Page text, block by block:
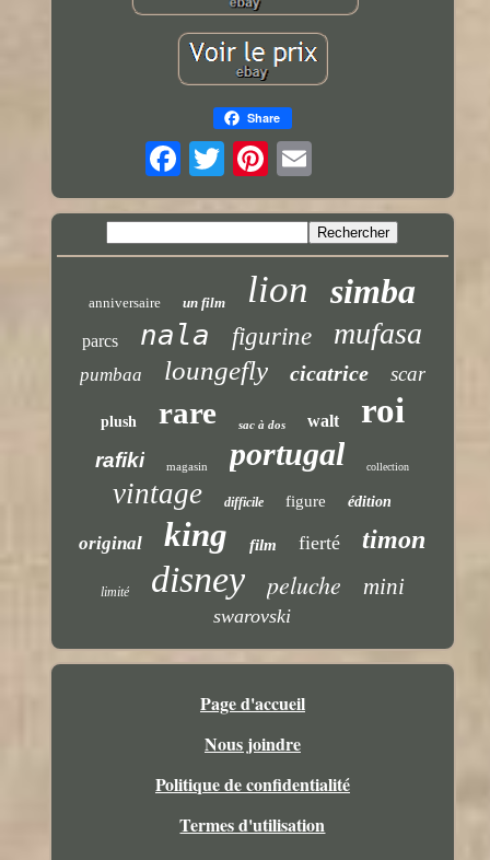
Share
anniversaire un film lion simba
parcs nala figurine mufasa
pumbaa loungefly cicatrice scar
plush rare sac à dos walt roi
rafiki magasin portugal collection
vintage difficile figure édition
original king film fierté timon
limité disney peluche mini
swarovski
Page d'accueil
Nous joindre
Politique de confidentialité
Termes d'utilisation